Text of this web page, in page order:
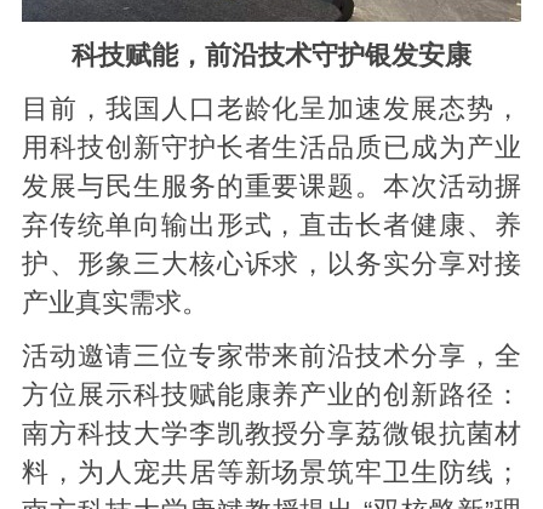
科技赋能，前沿技术守护银发安康
目前，我国人口老龄化呈加速发展态势，
用科技创新守护长者生活品质已成为产业
发展与民生服务的重要课题。本次活动摒
弃传统单向输出形式，直击长者健康、养
护、形象三大核心诉求，以务实分享对接
产业真实需求。
活动邀请三位专家带来前沿技术分享，全
方位展示科技赋能康养产业的创新路径：
南方科技大学李凯教授分享荔微银抗菌材
料，为人宠共居等新场景筑牢卫生防线；